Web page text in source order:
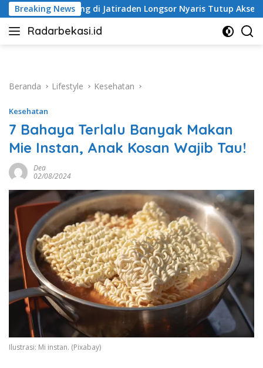
Langsung
ke
konten
Breaking News
Jatiraden Longsor Nyaris Tutup Akses Jalan 100 Hari
Radarbekasi.id
Berita
Beranda
Lifestyle Kesehatan
Kesehatan
7 Bahaya Terlalu Banyak Makan
Mie Instan, Anak Kosan Wajib Tau!
Dea
02/08/2024
Ilustrasi: Mi instan. (Pixabay)